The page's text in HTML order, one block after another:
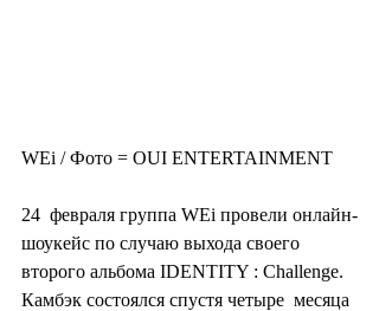
WEi / Фото = OUI ENTERTAINMENT
24  февраля группа WEi провели онлайн-
шоукейс по случаю выхода своего
второго альбома IDENTITY : Challenge.
Камбэк состоялся спустя четыре  месяца